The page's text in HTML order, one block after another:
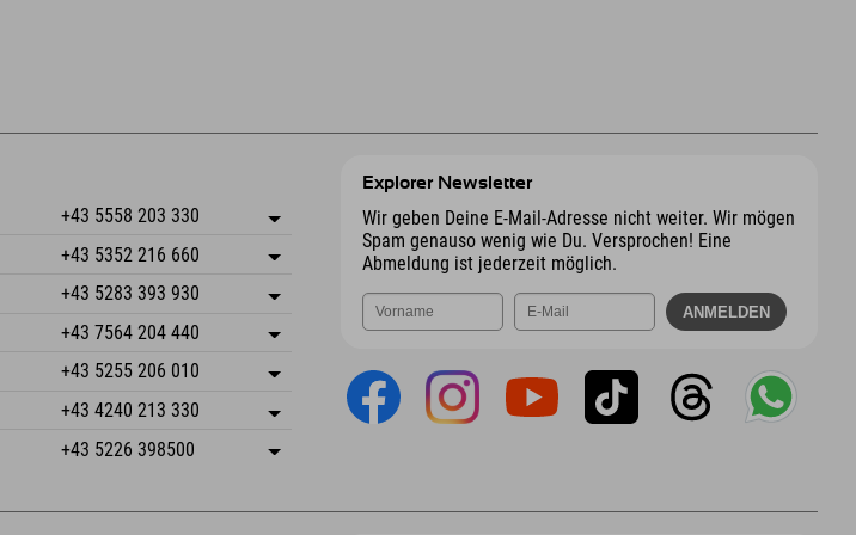
+43 5558 203 330
Adresse speichern
Buchen
+43 5352 216 660
Adresse speichern
Buchen
+43 5283 393 930
Adresse speichern
Buchen
+43 7564 204 440
Adresse speichern
Buchen
+43 5255 206 010
Adresse speichern
Buchen
+43 4240 213 330
Adresse speichern
Mail senden
+43 5226 398500
Explorer Newsletter
Wir geben Deine E-Mail-Adresse nicht weiter. Wir mögen
Spam genauso wenig wie Du. Versprochen! Eine
Abmeldung ist jederzeit möglich.